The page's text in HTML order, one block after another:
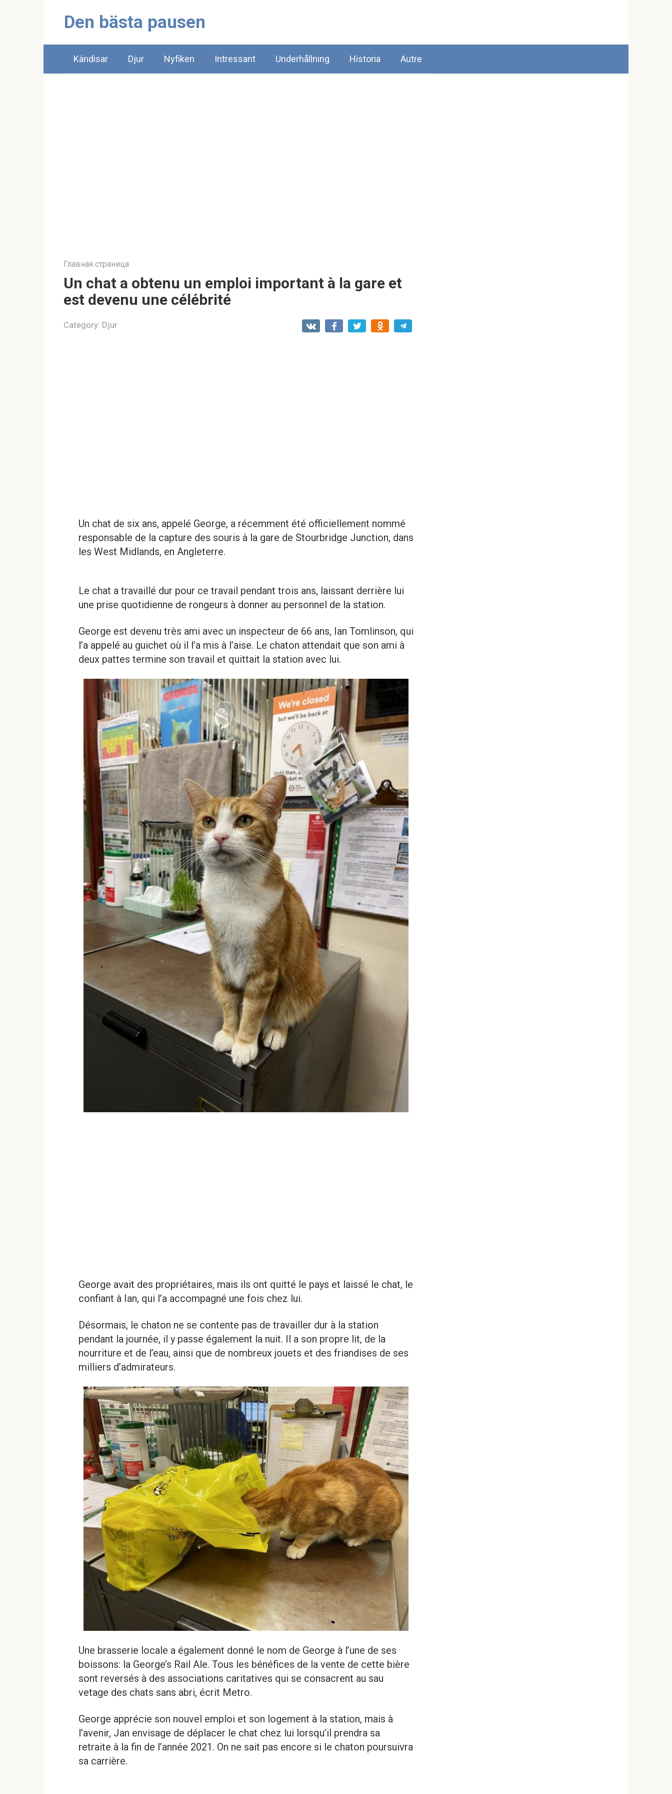
Den bästa pausen
Kändisar Djur Nyfiken Intressant Underhållning Historia Autre
Главная страница
Un chat a obtenu un emploi important à la gare et
est devenu une célébrité
Category: Djur
Un chat de six ans, appelé George, a récemment été officiellement nommé
responsable de la capture des souris à la gare de Stourbridge Junction, dans
les West Midlands, en Angleterre.
Le chat a travaillé dur pour ce travail pendant trois ans, laissant derrière lui
une prise quotidienne de rongeurs à donner au personnel de la station.
George est devenu très ami avec un inspecteur de 66 ans, Ian Tomlinson, qui
l’a appelé au guichet où il l’a mis à l’aise. Le chaton attendait que son ami à
deux pattes termine son travail et quittait la station avec lui.
George avait des propriétaires, mais ils ont quitté le pays et laissé le chat, le
confiant à Ian, qui l’a accompagné une fois chez lui.
Désormais, le chaton ne se contente pas de travailler dur à la station
pendant la journée, il y passe également la nuit. Il a son propre lit, de la
nourriture et de l’eau, ainsi que de nombreux jouets et des friandises de ses
milliers d’admirateurs.
Une brasserie locale a également donné le nom de George à l’une de ses
boissons: la George’s Rail Ale. Tous les bénéfices de la vente de cette bière
sont reversés à des associations caritatives qui se consacrent au sau
vetage des chats sans abri, écrit Metro.
George apprécie son nouvel emploi et son logement à la station, mais à
l’avenir, Jan envisage de déplacer le chat chez lui lorsqu’il prendra sa
retraite à la fin de l’année 2021. On ne sait pas encore si le chaton poursuivra
sa carrière.